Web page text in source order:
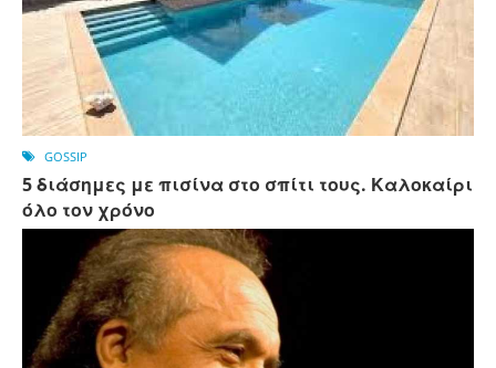
GOSSIP
5 διάσημες με πισίνα στο σπίτι τους. Καλοκαίρι
όλο τον χρόνο